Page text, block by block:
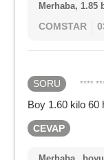
Merhaba,
COMSTAR
SORU ****
Boy 1.60 kilo 60
CEVAP